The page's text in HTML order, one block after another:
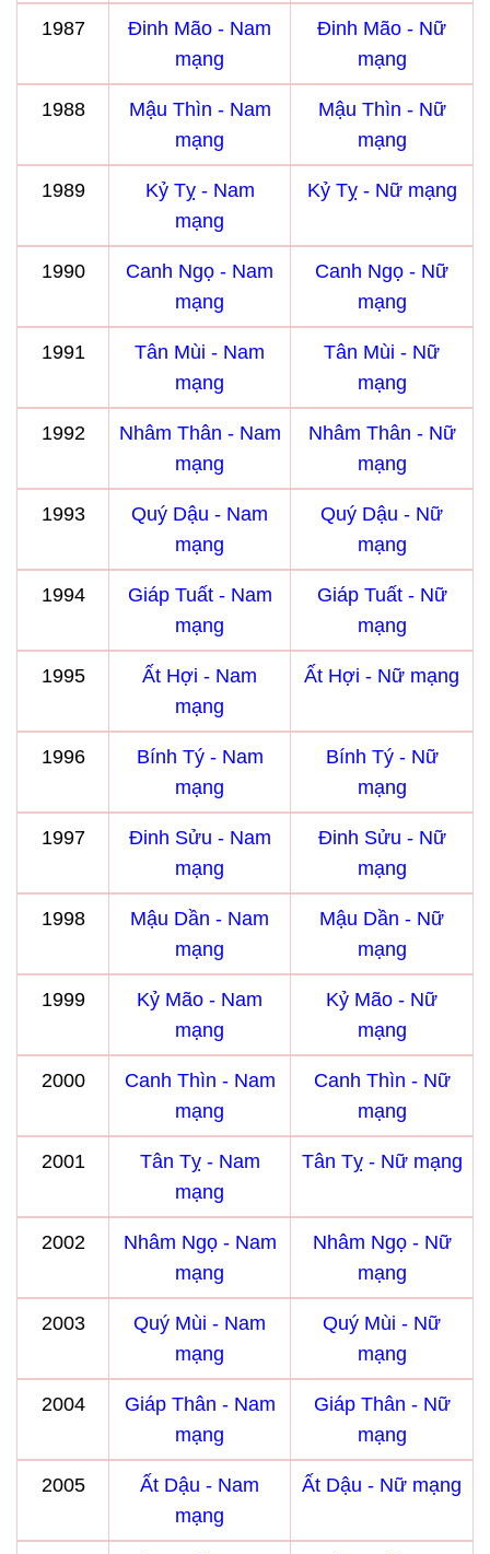
1987
Đinh Mão - Nam
mạng
Đinh Mão - Nữ
mạng
1988
Mậu Thìn - Nam
mạng
Mậu Thìn - Nữ
mạng
1989
Kỷ Tỵ - Nam
mạng
Kỷ Tỵ - Nữ mạng
1990
Canh Ngọ - Nam
mạng
Canh Ngọ - Nữ
mạng
1991
Tân Mùi - Nam
mạng
Tân Mùi - Nữ
mạng
1992
Nhâm Thân - Nam
mạng
Nhâm Thân - Nữ
mạng
1993
Quý Dậu - Nam
mạng
Quý Dậu - Nữ
mạng
1994
Giáp Tuất - Nam
mạng
Giáp Tuất - Nữ
mạng
1995
Ất Hợi - Nam
mạng
Ất Hợi - Nữ mạng
1996
Bính Tý - Nam
mạng
Bính Tý - Nữ
mạng
1997
Đinh Sửu - Nam
mạng
Đinh Sửu - Nữ
mạng
1998
Mậu Dần - Nam
mạng
Mậu Dần - Nữ
mạng
1999
Kỷ Mão - Nam
mạng
Kỷ Mão - Nữ
mạng
2000
Canh Thìn - Nam
mạng
Canh Thìn - Nữ
mạng
2001
Tân Tỵ - Nam
mạng
Tân Tỵ - Nữ mạng
2002
Nhâm Ngọ - Nam
mạng
Nhâm Ngọ - Nữ
mạng
2003
Quý Mùi - Nam
mạng
Quý Mùi - Nữ
mạng
2004
Giáp Thân - Nam
mạng
Giáp Thân - Nữ
mạng
2005
Ất Dậu - Nam
mạng
Ất Dậu - Nữ mạng